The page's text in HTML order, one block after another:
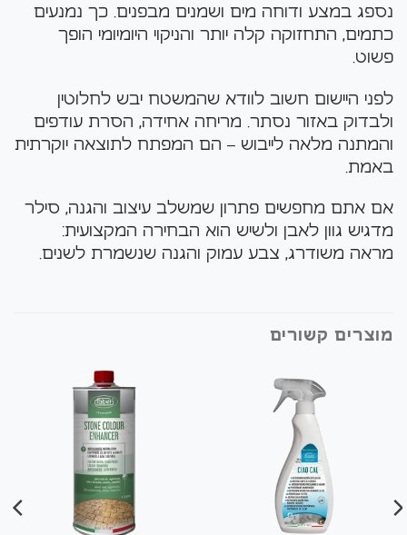
נספג במצע ודוחה מים ושמנים מבפנים. כך נמנעים
כתמים, התחזוקה קלה יותר והניקוי היומיומי הופך
פשוט.
לפני היישום חשוב לוודא שהמשטח יבש לחלוטין
ולבדוק באזור נסתר. מריחה אחידה, הסרת עודפים
והמתנה מלאה לייבוש – הם המפתח לתוצאה יוקרתית
באמת.
אם אתם מחפשים פתרון שמשלב עיצוב והגנה, סילר
מדגיש גוון לאבן ולשיש הוא הבחירה המקצועית:
מראה משודרג, צבע עמוק והגנה שנשמרת לשנים.
מוצרים קשורים